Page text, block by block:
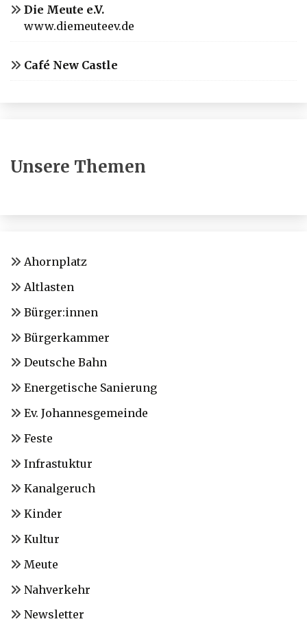
Die Meute e.V.
www.diemeuteev.de
Café New Castle
Unsere Themen
Ahornplatz
Altlasten
Bürger:innen
Bürgerkammer
Deutsche Bahn
Energetische Sanierung
Ev. Johannesgemeinde
Feste
Infrastuktur
Kanalgeruch
Kinder
Kultur
Meute
Nahverkehr
Newsletter